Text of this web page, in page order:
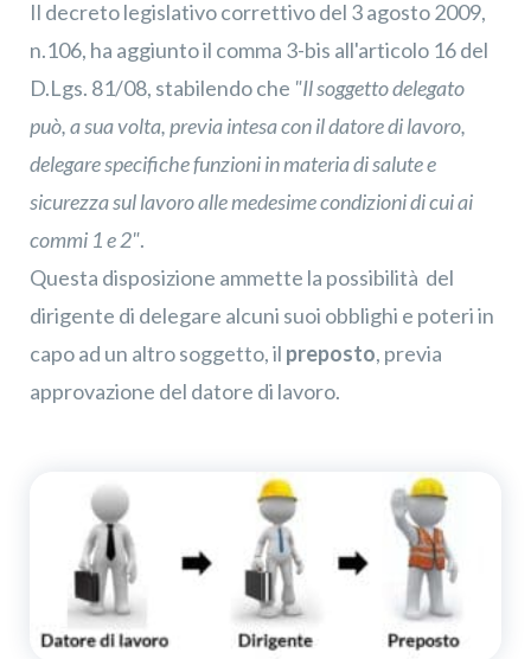
Il decreto legislativo correttivo del 3 agosto 2009,
n.106, ha aggiunto il comma 3-bis all'articolo 16 del
D.Lgs. 81/08, stabilendo che "Il soggetto delegato
può, a sua volta, previa intesa con il datore di lavoro,
delegare specifiche funzioni in materia di salute e
sicurezza sul lavoro alle medesime condizioni di cui ai
commi 1 e 2".
Questa disposizione ammette la possibilità del
dirigente di delegare alcuni suoi obblighi e poteri in
capo ad un altro soggetto, il preposto, previa
approvazione del datore di lavoro.
Iscrivimi